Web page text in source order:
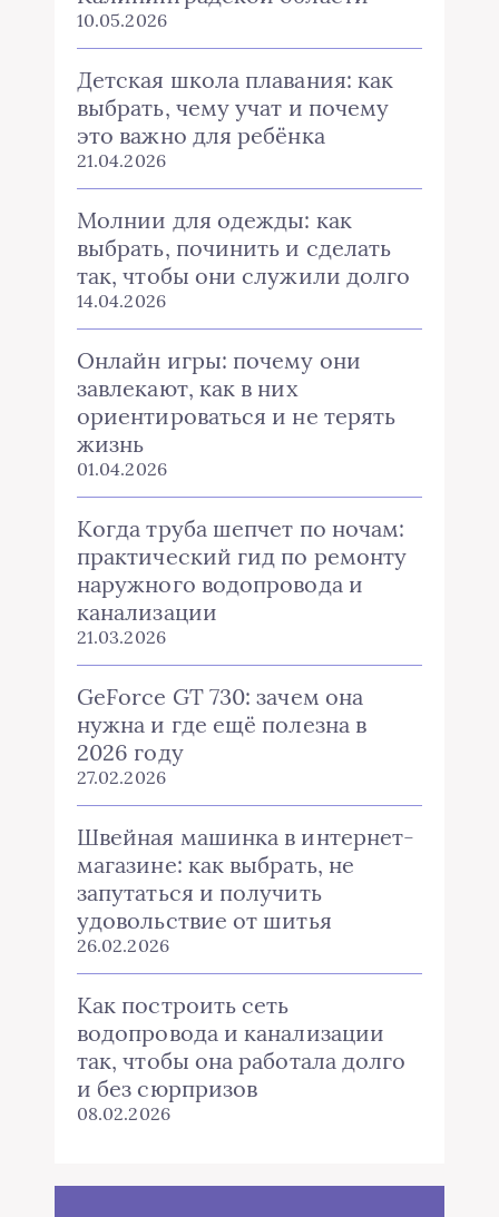
10.05.2026
Детская школа плавания: как
выбрать, чему учат и почему
это важно для ребёнка
21.04.2026
Молнии для одежды: как
выбрать, починить и сделать
так, чтобы они служили долго
14.04.2026
Онлайн игры: почему они
завлекают, как в них
ориентироваться и не терять
жизнь
01.04.2026
Когда труба шепчет по ночам:
практический гид по ремонту
наружного водопровода и
канализации
21.03.2026
GeForce GT 730: зачем она
нужна и где ещё полезна в
2026 году
27.02.2026
Швейная машинка в интернет-
магазине: как выбрать, не
запутаться и получить
удовольствие от шитья
26.02.2026
Как построить сеть
водопровода и канализации
так, чтобы она работала долго
и без сюрпризов
08.02.2026